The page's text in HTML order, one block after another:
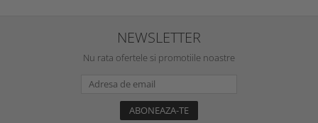
NEWSLETTER
Nu rata ofertele si promotiile noastre